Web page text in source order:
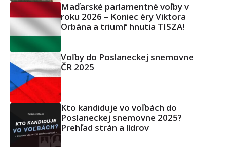
Maďarské parlamentné voľby v
roku 2026 – Koniec éry Viktora
Orbána a triumf hnutia TISZA!
Voľby do Poslaneckej snemovne
ČR 2025
Kto kandiduje vo voľbách do
Poslaneckej snemovne 2025?
Prehľad strán a lídrov